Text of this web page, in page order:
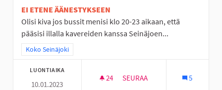
EI ETENE ÄÄNESTYKSEEN
Olisi kiva jos bussit menisi klo 20-23 aikaan, että
pääsisi illalla kavereiden kanssa Seinäjoen...
Rajaa tulokset teeman mukaan: Koko Seinäjoki
Koko Seinäjoki
LUONTIAIKA
10.01.2023
24 24 SEURAAJAA
SEURAA 5